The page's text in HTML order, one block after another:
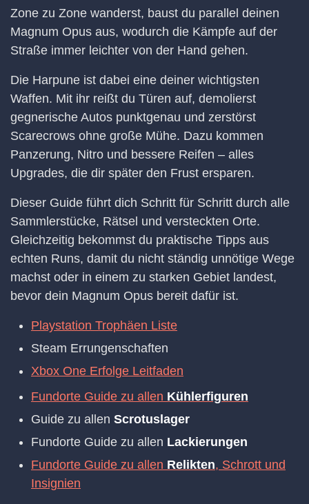
Zone zu Zone wanderst, baust du parallel deinen
Magnum Opus aus, wodurch die Kämpfe auf der
Straße immer leichter von der Hand gehen.
Die Harpune ist dabei eine deiner wichtigsten
Waffen. Mit ihr reißt du Türen auf, demolierst
gegnerische Autos punktgenau und zerstörst
Scarecrows ohne große Mühe. Dazu kommen
Panzerung, Nitro und bessere Reifen – alles
Upgrades, die dir später den Frust ersparen.
Dieser Guide führt dich Schritt für Schritt durch alle
Sammlerstücke, Rätsel und versteckten Orte.
Gleichzeitig bekommst du praktische Tipps aus
echten Runs, damit du nicht ständig unnötige Wege
machst oder in einem zu starken Gebiet landest,
bevor dein Magnum Opus bereit dafür ist.
Playstation Trophäen Liste
Steam Errungenschaften
Xbox One Erfolge Leitfaden
Fundorte Guide zu allen Kühlerfiguren
Guide zu allen Scrotuslager
Fundorte Guide zu allen Lackierungen
Fundorte Guide zu allen Relikten, Schrott und
Insignien